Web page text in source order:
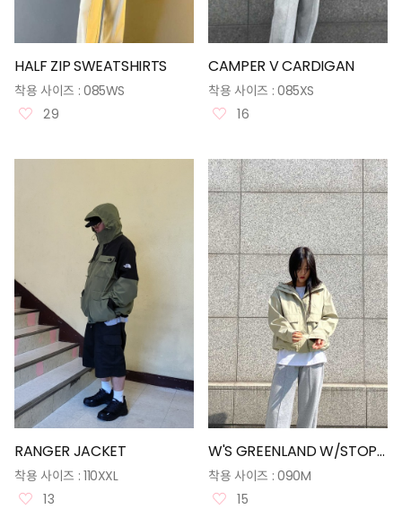
HALF ZIP SWEATSHIRTS
착용 사이즈 : 085WS
29
CAMPER V CARDIGAN
착용 사이즈 : 085XS
16
RANGER JACKET
착용 사이즈 : 110XXL
13
W'S GREENLAND W/STOPPER JACKET
착용 사이즈 : 090M
15